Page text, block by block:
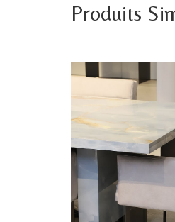
Produits